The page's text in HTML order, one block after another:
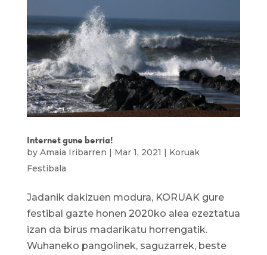
Internet gune berria!
by Amaia Iribarren | Mar 1, 2021 | Koruak
Festibala
Jadanik dakizuen modura, KORUAK gure
festibal gazte honen 2020ko alea ezeztatua
izan da birus madarikatu horrengatik.
Wuhaneko pangolinek, saguzarrek, beste